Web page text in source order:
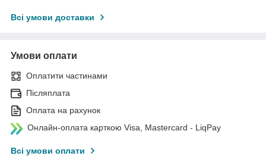
Всі умови доставки
Умови оплати
Оплатити частинами
Післяплата
Оплата на рахунок
Онлайн-оплата карткою Visa, Mastercard - LiqPay
Всі умови оплати